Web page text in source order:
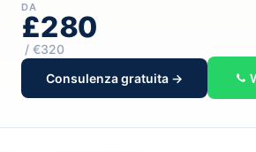
DA
£280
/ €320
Consulenza gratuita →